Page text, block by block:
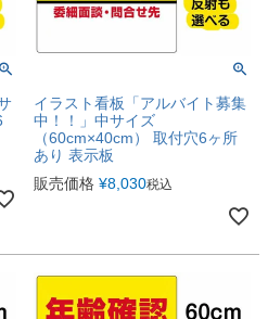
イラスト看板「アルバイト募集
中！！」中サイズ
（60cm×40cm） 取付穴6ヶ所
あり 表示板
販売価格 ¥8,030税込